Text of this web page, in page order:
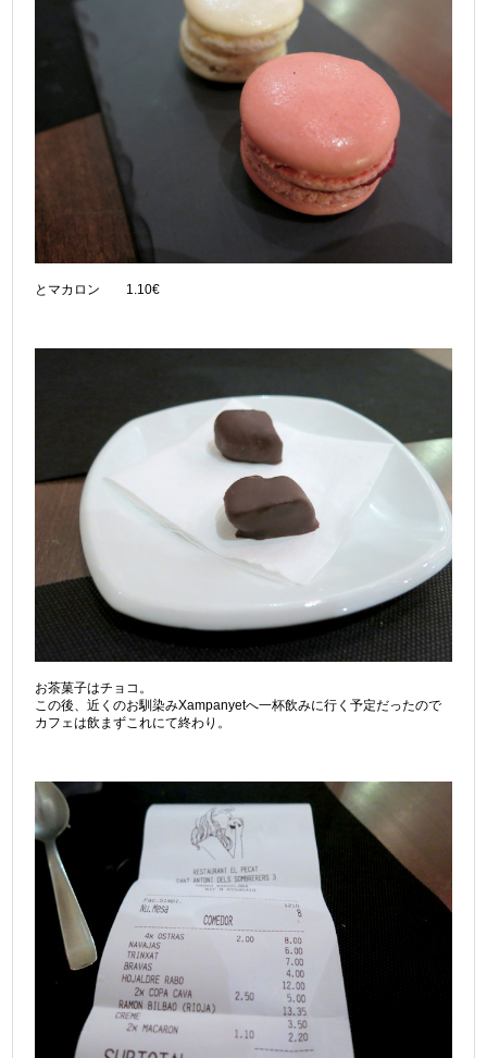
とマカロン 1.10€
お茶菓子はチョコ。
この後、近くのお馴染みXampanyetへ一杯飲みに行く予定だったので
カフェは飲まずこれにて終わり。